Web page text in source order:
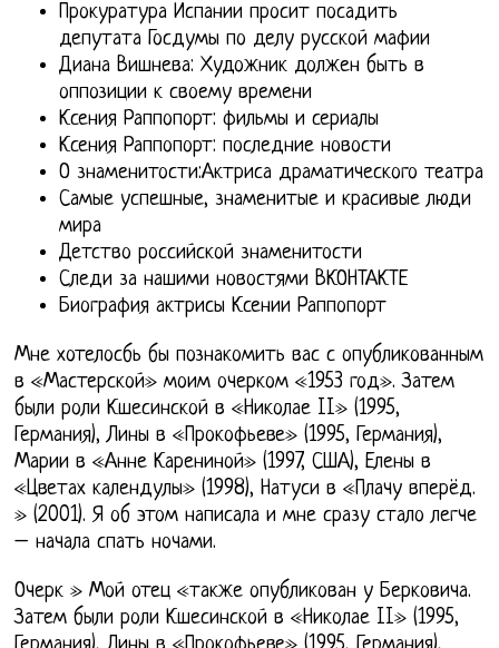
Прокуратура Испании просит посадить
депутата Госдумы по делу русской мафии
Диана Вишнева: Художник должен быть в
оппозиции к своему времени
Ксения Раппопорт: фильмы и сериалы
Ксения Раппопорт: последние новости
О знаменитости:Актриса драматического театра
Самые успешные, знаменитые и красивые люди
мира
Детство российской знаменитости
Следи за нашими новостями ВКОНТАКТЕ
Биография актрисы Ксении Раппопорт
Мне хотелосбь бы познакомить вас с опубликованным
в «Мастерской» моим очерком «1953 год». Затем
были роли Кшесинской в «Николае II» (1995,
Германия), Лины в «Прокофьеве» (1995, Германия),
Марии в «Анне Карениной» (1997, США), Елены в
«Цветах календулы» (1998), Натуси в «Плачу вперёд.
» (2001). Я об этом написала и мне сразу стало легче
– начала спать ночами.
Очерк » Мой отец «также опубликован у Берковича.
Затем были роли Кшесинской в «Николае II» (1995,